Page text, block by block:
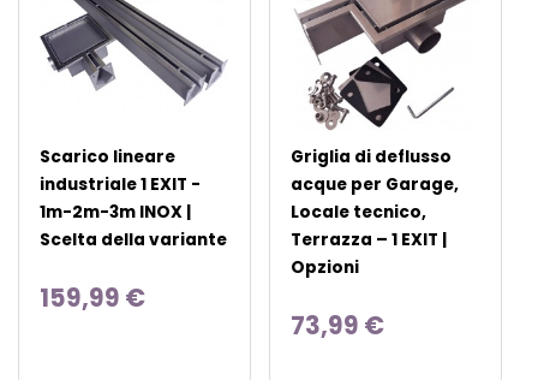
Scarico lineare
industriale 1 EXIT -
1m-2m-3m INOX |
Scelta della variante
159,99 €
Griglia di deflusso
acque per Garage,
Locale tecnico,
Terrazza – 1 EXIT |
Opzioni
73,99 €